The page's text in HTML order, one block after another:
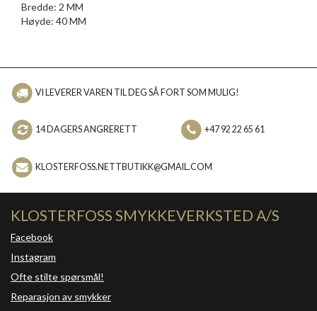
Bredde: 2 MM
Høyde: 40 MM
VI LEVERER VAREN TIL DEG SÅ FORT SOM MULIG!
14 DAGERS ANGRERETT +47 92 22 65 61
KLOSTERFOSS.NETTBUTIKK@GMAIL.COM
KLOSTERFOSS SMYKKEVERKSTED A/S
Facebook
Instagram
Ofte stilte spørsmål!
Reparasjon av smykker